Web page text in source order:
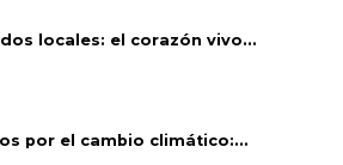
locales: el corazón vivo...
por el cambio climático:...